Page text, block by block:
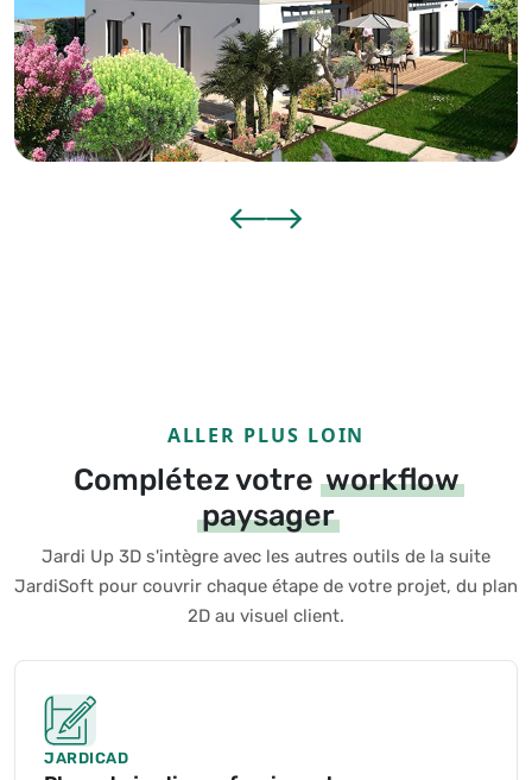
ALLER PLUS LOIN
Complétez votre workflow
paysager
Jardi Up 3D s'intègre avec les autres outils de la suite
JardiSoft pour couvrir chaque étape de votre projet, du plan
2D au visuel client.
JARDICAD